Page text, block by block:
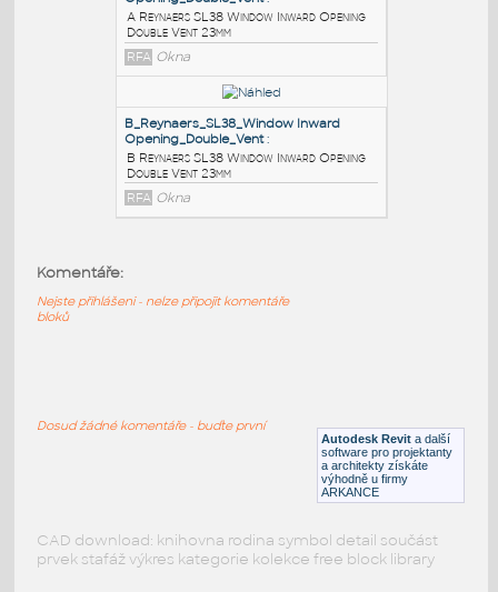
B_Reynaers_SL38_Window Inward
Opening_Single_Vent:
B Reynaers SL38 Window Inward Opening
Single Vent 23mm
RFA Okna
Okna
B Reynaers SL38 Window Inward Opening
Autodesk Revit a další
software pro projektanty
a architekty získáte
výhodně u firmy
ARKANCE
Komentáře:
Nejste přihlášeni - nelze připojit komentáře
bloků
Dosud žádné komentáře - buďte první
CAD download: knihovna rodina symbol detail součást
prvek stafáž výkres kategorie kolekce free block library